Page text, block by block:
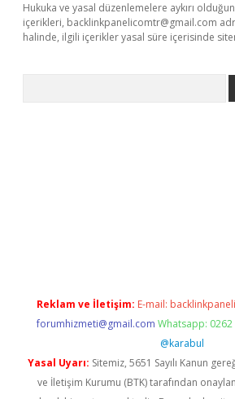
Hukuka ve yasal düzenlemelere aykırı
içerikleri, backlinkpanelicomtr@gmail.com
halinde, ilgili içerikler yasal süre içerisinde
Reklam ve İletişim: E-mail:
forumhizmeti@gmail.com Whatsapp: 0262
@karabul
Yasal Uyarı: Sitemiz, 5651 Sayılı Kanun
ve İletişim Kurumu (BTK) tarafından